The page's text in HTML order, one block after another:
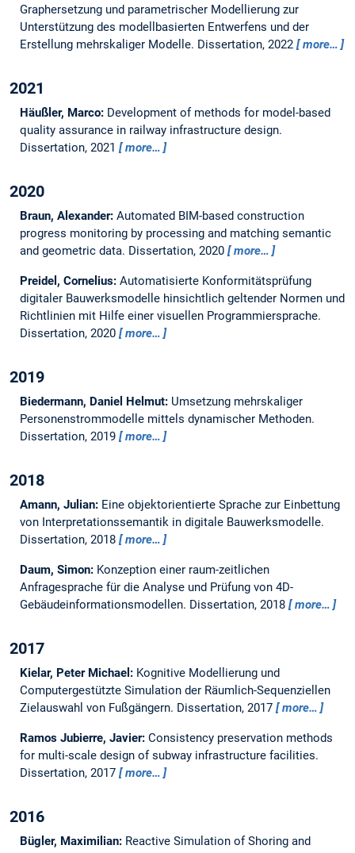
Graphersetzung und parametrischer Modellierung zur
Unterstützung des modellbasierten Entwerfens und der
Erstellung mehrskaliger Modelle. Dissertation, 2022 more…
2021
Häußler, Marco: Development of methods for model-based
quality assurance in railway infrastructure design.
Dissertation, 2021 more…
2020
Braun, Alexander: Automated BIM-based construction
progress monitoring by processing and matching semantic
and geometric data. Dissertation, 2020 more…
Preidel, Cornelius: Automatisierte Konformitätsprüfung
digitaler Bauwerksmodelle hinsichtlich geltender Normen und
Richtlinien mit Hilfe einer visuellen Programmiersprache.
Dissertation, 2020 more…
2019
Biedermann, Daniel Helmut: Umsetzung mehrskaliger
Personenstrommodelle mittels dynamischer Methoden.
Dissertation, 2019 more…
2018
Amann, Julian: Eine objektorientierte Sprache zur Einbettung
von Interpretationssemantik in digitale Bauwerksmodelle.
Dissertation, 2018 more…
Daum, Simon: Konzeption einer raum-zeitlichen
Anfragesprache für die Analyse und Prüfung von 4D-
Gebäudeinformationsmodellen. Dissertation, 2018 more…
2017
Kielar, Peter Michael: Kognitive Modellierung und
Computergestützte Simulation der Räumlich-Sequenziellen
Zielauswahl von Fußgängern. Dissertation, 2017 more…
Ramos Jubierre, Javier: Consistency preservation methods
for multi-scale design of subway infrastructure facilities.
Dissertation, 2017 more…
2016
Bügler, Maximilian: Reactive Simulation of Shoring and